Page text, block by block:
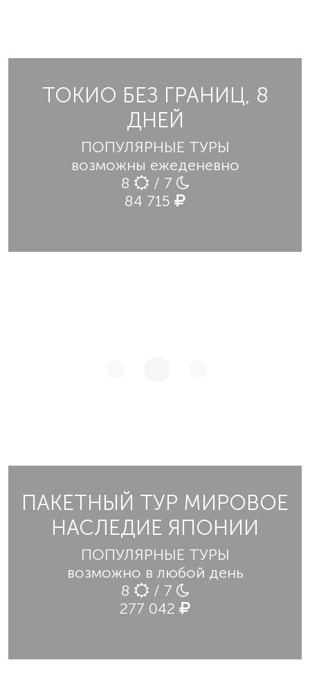
ТОКИО БЕЗ ГРАНИЦ, 8
ДНЕЙ
ПОПУЛЯРНЫЕ ТУРЫ
возможны ежеденевно
8
/ 7
84 715
ПАКЕТНЫЙ ТУР МИРОВОЕ
НАСЛЕДИЕ ЯПОНИИ
ПОПУЛЯРНЫЕ ТУРЫ
возможно в любой день
8
/ 7
277 042